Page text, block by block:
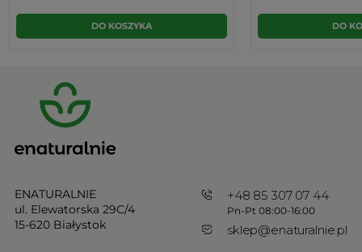
DO KOSZYKA DO
ENATURALNIE
ul. Elewatorska 29C/4
15-620 Białystok
+48 85 307 07 44
Pn-Pt 08:00-16:00
sklep@enaturalnie.pl